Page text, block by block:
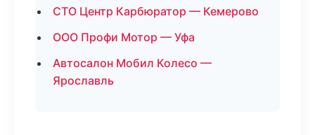
СТО Центр Карбюратор — Кемерово
ООО Профи Мотор — Уфа
Автосалон Мобил Колесо —
Ярославль